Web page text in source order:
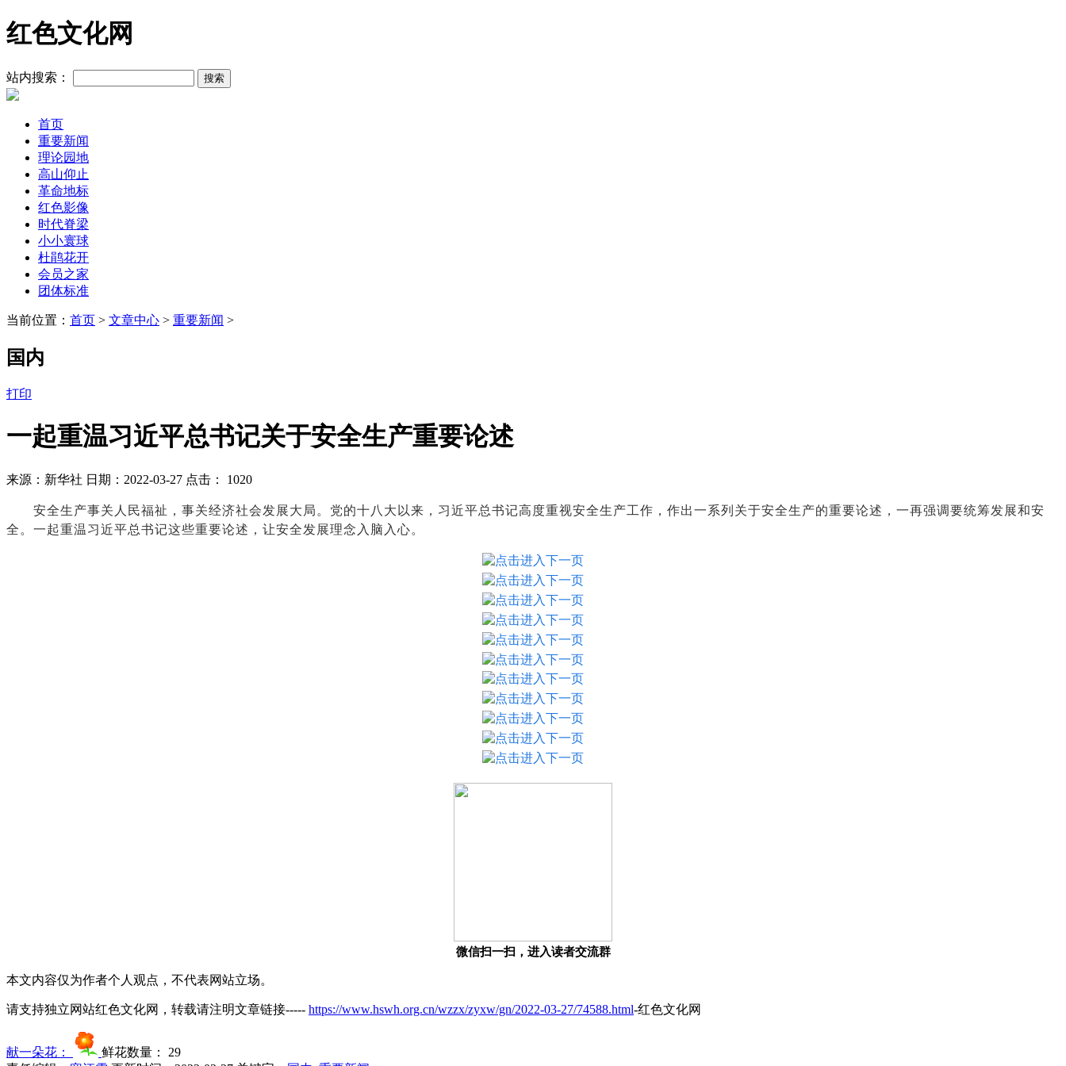
红色文化网
站内搜索：
首页
重要新闻
理论园地
高山仰止
革命地标
红色影像
时代脊梁
小小寰球
杜鹃花开
会员之家
团体标准
当前位置： 首页 > 文章中心 > 重要新闻 >
国内
打印
一起重温习近平总书记关于安全生产重要论述
来源：新华社 日期：2022-03-27 点击： 1020
安全生产事关人民福祉，事关经济社会发展大局。党的十八大以来，习近平总书记高度重视安全生产工作，作出一系列关于安全生产的重要论述，一再强调要统筹发展和安
全。一起重温习近平总书记这些重要论述，让安全发展理念入脑入心。
微信扫一扫，进入读者交流群
本文内容仅为作者个人观点，不代表网站立场。
请支持独立网站红色文化网，转载请注明文章链接----- https://www.hswh.org.cn/wzzx/zyxw/gn/2022-03-27/74588.html-红色文化网
献一朵花： 鲜花数量： 29